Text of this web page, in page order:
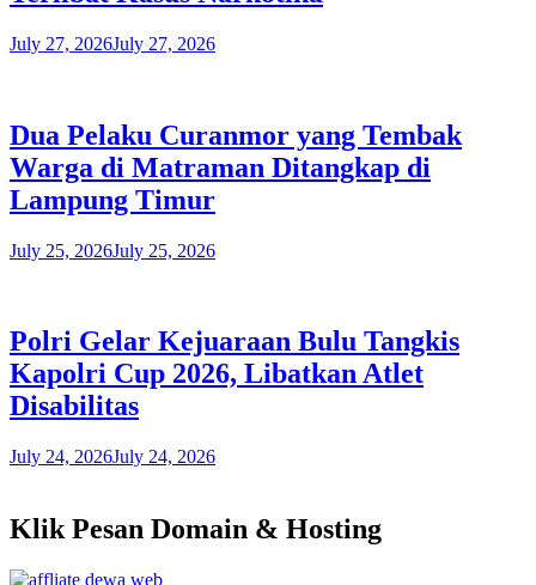
July 27, 2026July 27, 2026
Dua Pelaku Curanmor yang Tembak
Warga di Matraman Ditangkap di
Lampung Timur
July 25, 2026July 25, 2026
Polri Gelar Kejuaraan Bulu Tangkis
Kapolri Cup 2026, Libatkan Atlet
Disabilitas
July 24, 2026July 24, 2026
Klik Pesan Domain & Hosting